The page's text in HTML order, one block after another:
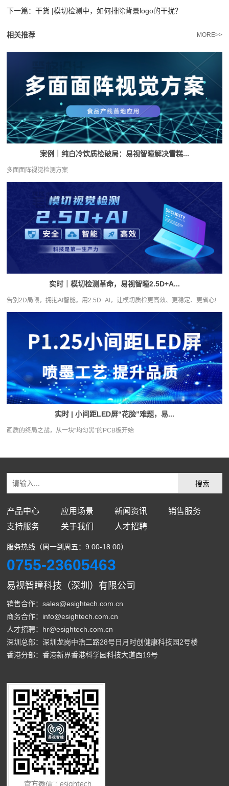
下一篇：干货 |模切检测中，如何排除背景logo的干扰？
相关推荐 MORE>>
案例｜纯白冷饮质检破局：易视智瞳解决雪糕...
多面面阵视觉检测方案
实时｜模切检测革命，易视智瞳2.5D+A...
告别2D局限，拥抱AI智能。用2.5D+Al，让模切质检更高效、更稳定、更省心!
实时 | 小间距LED屏“花脸”难题，易...
画质的终局之战，从一块“均匀黑”的PCB板开始
产品中心 应用场景 新闻资讯
销售服务
支持服务
关于我们 人才招聘
服务热线（周一到周五：9:00-18:00）
0755-23605463
易视智瞳科技（深圳）有限公司
销售合作：sales@esightech.com.cn
商务合作：info@esightech.com.cn
人才招聘：hr@esightech.com.cn
深圳总部：深圳龙岗中浩二路28号日月时创健康科技园2号楼
香港分部：香港新界香港科学园科技大道西19号